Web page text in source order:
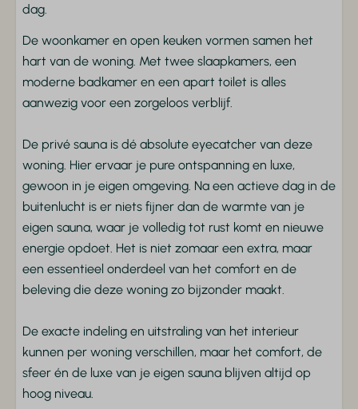
Rookmelder
Ligging
Vrijstaand
Op een resort
Toegankelijkheid
Gelijkvloers
Entertainment
Flatscreen TV
Wifi
Badkamer
Douche
Toilet
Wastafel
dag.
De woonkamer en open keuken vormen samen het
hart van de woning. Met twee slaapkamers, een
moderne badkamer en een apart toilet is alles
aanwezig voor een zorgeloos verblijf.
De privé sauna is dé absolute eyecatcher van deze
woning. Hier ervaar je pure ontspanning en luxe,
gewoon in je eigen omgeving. Na een actieve dag in de
buitenlucht is er niets fijner dan de warmte van je
eigen sauna, waar je volledig tot rust komt en nieuwe
energie opdoet. Het is niet zomaar een extra, maar
een essentieel onderdeel van het comfort en de
beleving die deze woning zo bijzonder maakt.
De exacte indeling en uitstraling van het interieur
kunnen per woning verschillen, maar het comfort, de
sfeer én de luxe van je eigen sauna blijven altijd op
hoog niveau.